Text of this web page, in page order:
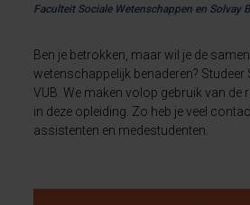
Faculteit Sociale Wetenschappen en Solvay
Ben je betrokken, maar wil je de
wetenschappelijk benaderen?
VUB. We maken volop gebruik van de
in deze opleiding. Zo heb je veel
assistenten en medestudenten.